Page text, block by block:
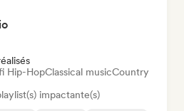
Hip-HopClassical musicCountry
impactante(s)